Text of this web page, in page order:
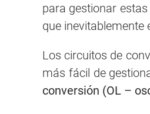
para gestionar
que inevitablemente
Los circuitos de
más fácil de
conversión (OL –